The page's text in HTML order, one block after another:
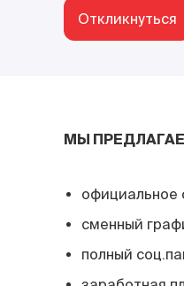
Откликнуться
МЫ
официальное
сменный
полный